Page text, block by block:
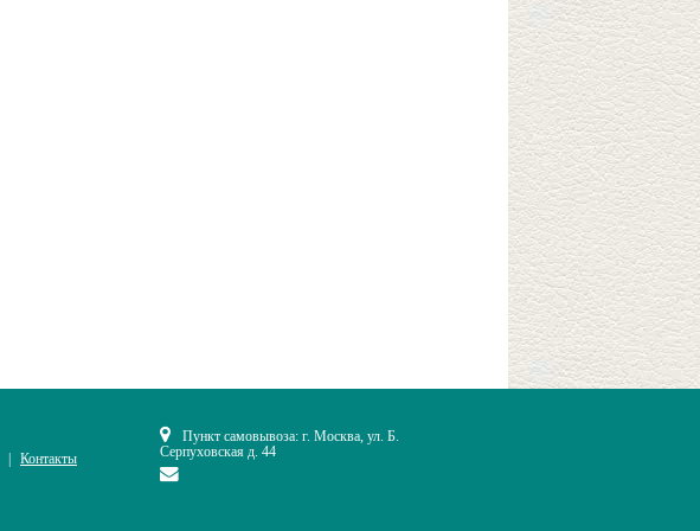
Контакты
Пункт самовывоза: г. Москва, ул. Б.
Серпуховская д. 44